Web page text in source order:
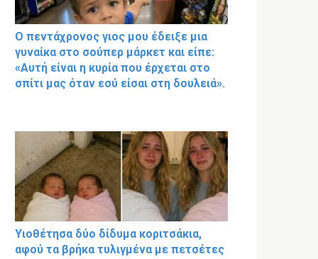
Ο πεντάχρονος γιος μου έδειξε μια
γυναίκα στο σούπερ μάρκετ και είπε:
«Αυτή είναι η κυρία που έρχεται στο
σπίτι μας όταν εσύ είσαι στη δουλειά».
Υιοθέτησα δύο δίδυμα κοριτσάκια,
αφού τα βρήκα τυλιγμένα με πετσέτες